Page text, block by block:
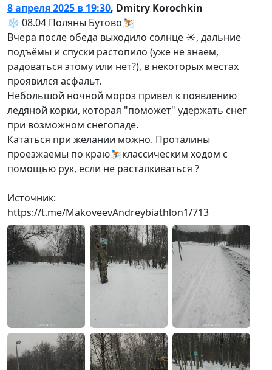
8 апреля 2025 в 19:30, Dmitry Korochkin
❄️ 08.04 Поляны Бутово⛷️
Вчера после обеда выходило солнце ☀️, дальние
подъёмы и спуски растопило (уже не знаем,
радоваться этому или нет?), в некоторых местах
проявился асфальт.
Небольшой ночной мороз привел к появлению
ледяной корки, которая "поможет" удержать снег
при возможном снегопаде.
Кататься при желании можно. Проталины
проезжаемы по краю⛷️классическим ходом с
помощью рук, если не расталкиваться ?
Источник:
https://t.me/MakoveevAndreybiathlon1/713